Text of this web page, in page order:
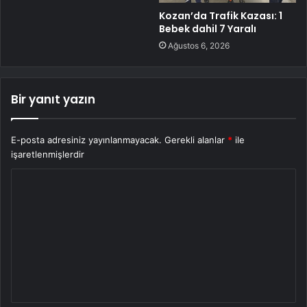
Kozan’da Trafik Kazası: 1
Bebek dahil 7 Yaralı
Ağustos 6, 2026
Bir yanıt yazın
E-posta adresiniz yayınlanmayacak. Gerekli alanlar * ile
işaretlenmişlerdir